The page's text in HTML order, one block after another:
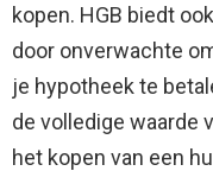
kopen. HGB biedt
door onverwachte
je hypotheek te
de volledige waarde
het kopen van een